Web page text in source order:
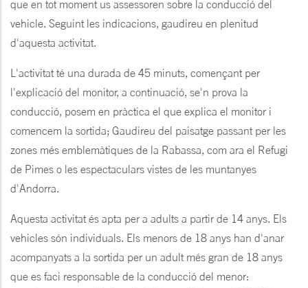
que en tot moment us assessoren sobre la conducció del
vehicle. Seguint les indicacions, gaudireu en plenitud
d'aquesta activitat.
L'activitat té una durada de 45 minuts, començant per
l'explicació del monitor, a continuació, se'n prova la
conducció, posem en pràctica el que explica el monitor i
comencem la sortida; Gaudireu del paisatge passant per les
zones més emblemàtiques de la Rabassa, com ara el Refugi
de Pimes o les espectaculars vistes de les muntanyes
d'Andorra.
Aquesta activitat és apta per a adults a partir de 14 anys. Els
vehicles són individuals. Els menors de 18 anys han d'anar
acompanyats a la sortida per un adult més gran de 18 anys
que es faci responsable de la conducció del menor: